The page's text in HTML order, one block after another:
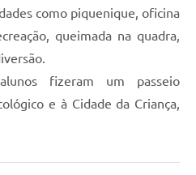
como piquenique, oficina
queimada na quadra,
fizeram um passeio
e à Cidade da Criança,